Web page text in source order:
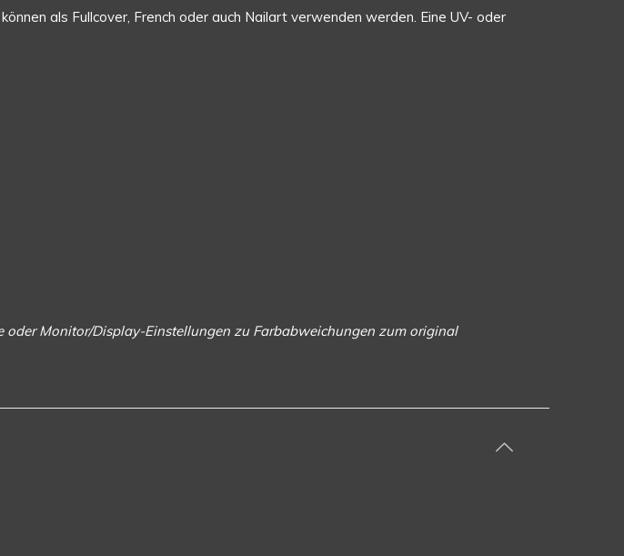
als Fullcover, French oder auch Nailart verwenden werden. Eine UV- oder
Monitor/Display-Einstellungen zu Farbabweichungen zum original